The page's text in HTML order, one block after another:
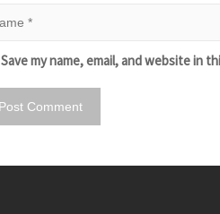
Save my name, email, and website in